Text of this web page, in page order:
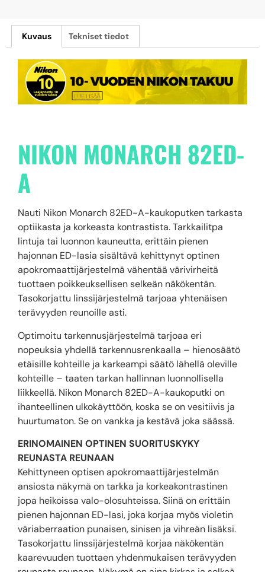
Kuvaus Tekniset tiedot
NIKON MONARCH 82ED-
A
Nauti Nikon Monarch 82ED-A-kaukoputken tarkasta
optiikasta ja korkeasta kontrastista. Tarkkailitpa
lintuja tai luonnon kauneutta, erittäin pienen
hajonnan ED-lasia sisältävä kehittynyt optinen
apokromaattijärjestelmä vähentää värivirheitä
tuottaen poikkeuksellisen selkeän näkökentän.
Tasokorjattu linssijärjestelmä tarjoaa yhtenäisen
terävyyden reunoille asti.
Optimoitu tarkennusjärjestelmä tarjoaa eri
nopeuksia yhdellä tarkennusrenkaalla – hienosäätö
etäisille kohteille ja karkeampi säätö lähellä oleville
kohteille – taaten tarkan hallinnan luonnollisella
liikkeellä. Nikon Monarch 82ED-A-kaukoputki on
ihanteellinen ulkokäyttöön, koska se on vesitiivis ja
huurtumaton. Se on vankka ja kestävä joka säässä.
ERINOMAINEN OPTINEN SUORITUSKYKY
REUNASTA REUNAAN
Kehittyneen optisen apokromaattijärjestelmän
ansiosta näkymä on tarkka ja korkeakontrastinen
jopa heikoissa valo-olosuhteissa. Siinä on erittäin
pienen hajonnan ED-lasi, joka korjaa myös violetin
väriaberraation punaisen, sinisen ja vihreän lisäksi.
Tasokorjattu linssijärjestelmä korjaa näkökentän
kaarevuuden tuottaen yhdenmukaisen terävyyden